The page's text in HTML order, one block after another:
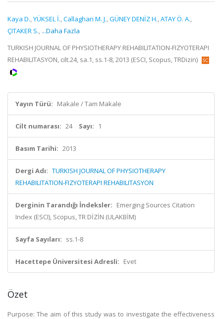
Kaya D.,YÜKSEL İ.,Callaghan M. J.,GÜNEY DENİZ H.,ATAY Ö. A.,
ÇITAKER S., ...Daha Fazla
TURKISH JOURNAL OF PHYSIOTHERAPY REHABILITATION-FIZYOTERAPI
REHABILITASYON, cilt.24, sa.1, ss.1-8, 2013 (ESCI, Scopus, TRDizin)
Yayın Türü: Makale / Tam Makale
Cilt numarası: 24 Sayı: 1
Basım Tarihi: 2013
Dergi Adı: TURKISH JOURNAL OF PHYSIOTHERAPY
REHABILITATION-FIZYOTERAPI REHABILITASYON
Derginin Tarandığı İndeksler: Emerging Sources Citation
Index (ESCI), Scopus, TR DİZİN (ULAKBİM)
Sayfa Sayıları: ss.1-8
Hacettepe Üniversitesi Adresli: Evet
Özet
Purpose: The aim of this study was to investigate the effectiveness